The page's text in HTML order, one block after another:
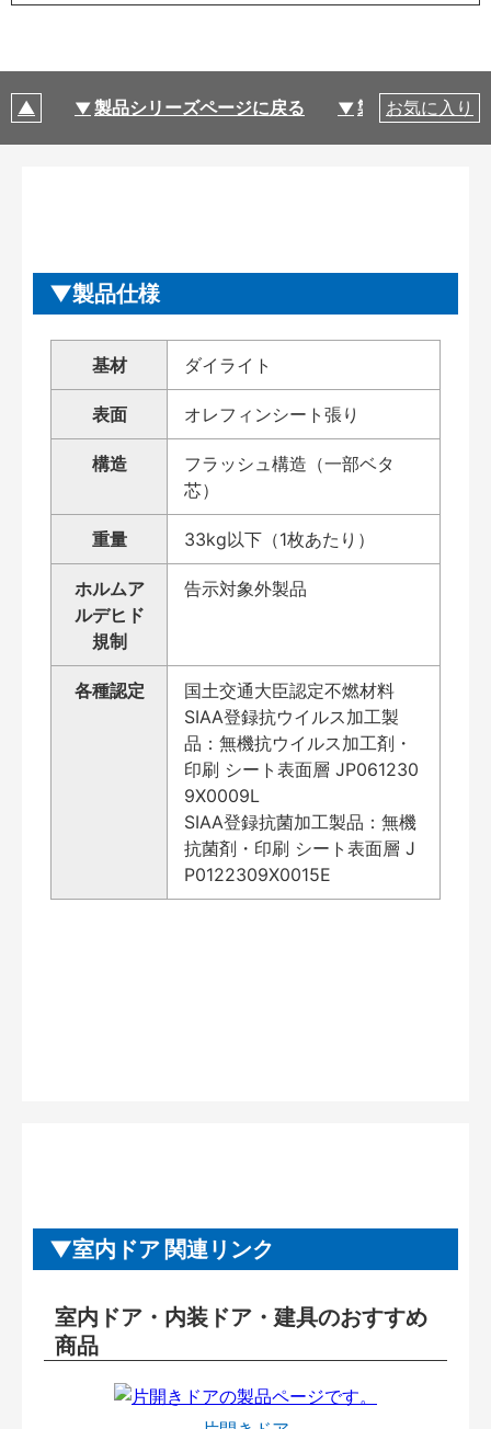
製品シリーズページに戻る 製品仕様
お気に入り
製品仕様
基材 ダイライト
表面 オレフィンシート張り
構造
フラッシュ構造（一部ベタ
芯）
重量 33kg以下（1枚あたり）
ホルムア
ルデヒド
規制
告示対象外製品
各種認定
国土交通大臣認定不燃材料
SIAA登録抗ウイルス加工製
品：無機抗ウイルス加工剤・
印刷 シート表面層 JP061230
9X0009L
SIAA登録抗菌加工製品：無機
抗菌剤・印刷 シート表面層 J
P0122309X0015E
室内ドア 関連リンク
室内ドア・内装ドア・建具のおすすめ
商品